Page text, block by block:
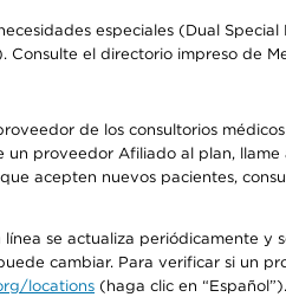
especiales (Dual
Consulte el directorio impreso de
de los consultorios
un proveedor Afiliado al plan,
acepten nuevos pacientes,
se actualiza periódicamente y
cambiar. Para verificar si un
locations (haga clic en